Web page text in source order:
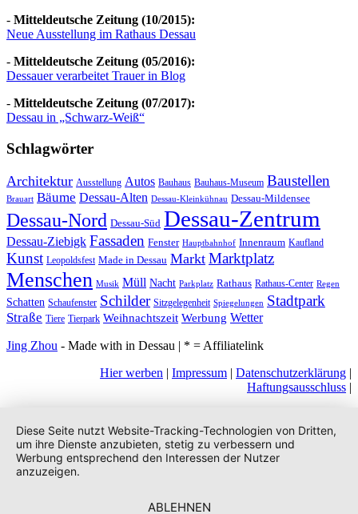
- Mitteldeutsche Zeitung (10/2015):
Neue Ausstellung im Rathaus Dessau
- Mitteldeutsche Zeitung (05/2016):
Dessauer verarbeitet Trauer in Blog
- Mitteldeutsche Zeitung (07/2017):
Dessau in „Schwarz-Weiß“
Schlagwörter
Architektur Ausstellung Autos Bauhaus Bauhaus-Museum Baustellen
Brauart Bäume Dessau-Alten Dessau-Kleinkühnau Dessau-Mildensee
Dessau-Nord Dessau-Süd Dessau-Zentrum
Dessau-Ziebigk Fassaden Fenster Hauptbahnhof Innenraum Kaufland
Kunst Leopoldsfest Made in Dessau Markt Marktplatz
Menschen Musik Müll Nacht Parkplatz Rathaus Rathaus-Center Regen
Schatten Schaufenster Schilder Sitzgelegenheit Spiegelungen Stadtpark
Straße Tiere Tierpark Weihnachtszeit Werbung Wetter
Jing Zhou - Made with in Dessau | * = Affiliatelink
Hier werben | Impressum | Datenschutzerklärung |
Haftungsausschluss |
Diese Seite nutzt Website-Tracking-Technologien von Dritten,
um ihre Dienste anzubieten, stetig zu verbessern und
Werbung entsprechend den Interessen der Nutzer
anzuzeigen.
ABLEHNEN